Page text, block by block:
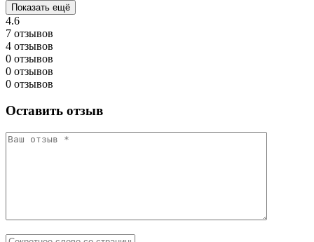
Показать ещё
4.6
7 отзывов
4 отзывов
0 отзывов
0 отзывов
0 отзывов
Оставить отзыв